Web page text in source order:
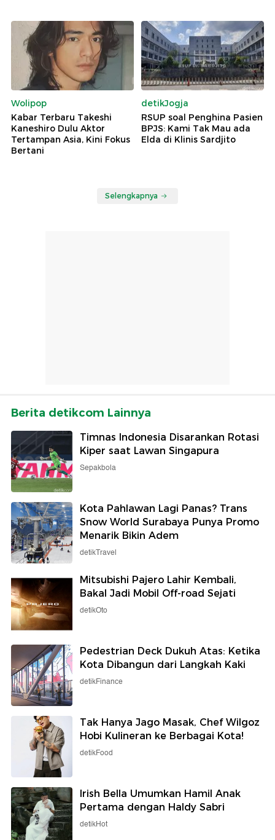
Wolipop
Kabar Terbaru Takeshi
Kaneshiro Dulu Aktor
Tertampan Asia, Kini Fokus
Bertani
detikJogja
RSUP soal Penghina Pasien
BPJS: Kami Tak Mau ada
Elda di Klinis Sardjito
Selengkapnya
Berita detikcom Lainnya
Timnas Indonesia Disarankan Rotasi
Kiper saat Lawan Singapura
Sepakbola
Kota Pahlawan Lagi Panas? Trans
Snow World Surabaya Punya Promo
Menarik Bikin Adem
detikTravel
Mitsubishi Pajero Lahir Kembali,
Bakal Jadi Mobil Off-road Sejati
detikOto
Pedestrian Deck Dukuh Atas: Ketika
Kota Dibangun dari Langkah Kaki
detikFinance
Tak Hanya Jago Masak, Chef Wilgoz
Hobi Kulineran ke Berbagai Kota!
detikFood
Irish Bella Umumkan Hamil Anak
Pertama dengan Haldy Sabri
detikHot